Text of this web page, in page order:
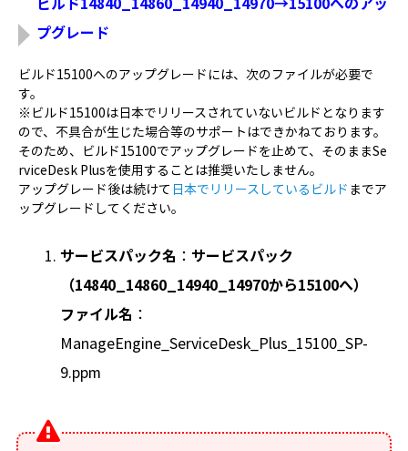
プグレード
ビルド15100へのアップグレードには、次のファイルが必要で
す。
※ビルド15100は日本でリリースされていないビルドとなります
ので、不具合が生じた場合等のサポートはできかねております。
そのため、ビルド15100でアップグレードを止めて、そのままSe
rviceDesk Plusを使用することは推奨いたしません。
アップグレード後は続けて 日本でリリースしているビルド までア
ップグレードしてください。
サービスパック名 ： サービスパック
（14840_14860_14940_14970から15100へ）
ファイル名 ：
ManageEngine_ServiceDesk_Plus_15100_SP-
9.ppm